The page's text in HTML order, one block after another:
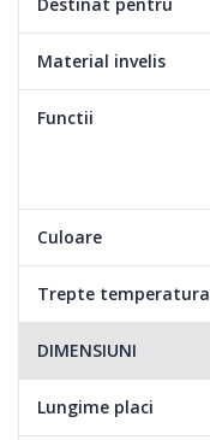
Material invelis
Functii
Culoare
Trepte temperatura
DIMENSIUNI
Lungime placi